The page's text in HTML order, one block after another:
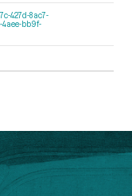
427d-8ac7-
4aee-bb9f-